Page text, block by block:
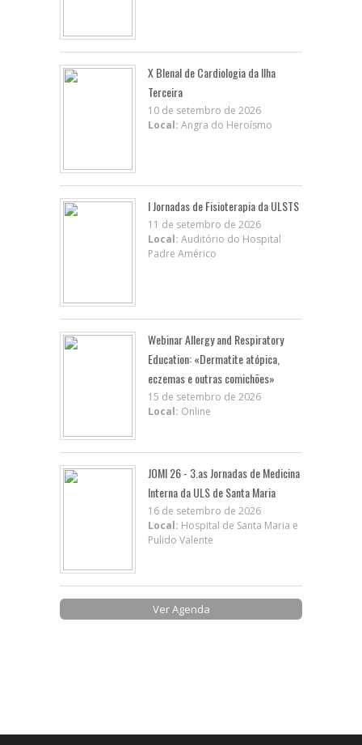
X BIenal de Cardiologia da Ilha
Terceira
10 de setembro de 2026
Local: Angra do Heroísmo
I Jornadas de Fisioterapia da ULSTS
11 de setembro de 2026
Local: Auditório do Hospital
Padre Américo
Webinar Allergy and Respiratory
Education: «Dermatite atópica,
eczemas e outras comichões»
15 de setembro de 2026
Local: Online
JOMI 26 - 3.as Jornadas de Medicina
Interna da ULS de Santa Maria
16 de setembro de 2026
Local: Hospital de Santa Maria e
Pulido Valente
Ver Agenda